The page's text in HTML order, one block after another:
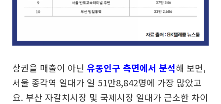
상권을 매출이 아닌 유동인구 측면에서 분석해 보면,
서울 종각역 일대가 일 51만8,842명에 가장 많았고
요. 부산 자갈치시장 및 국제시장 일대가 근소한 차이